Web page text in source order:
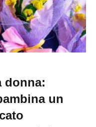
donna:
un